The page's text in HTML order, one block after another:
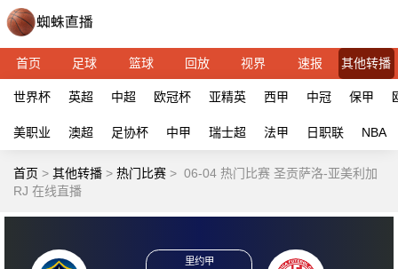
首页 足球 篮球 回放 视界 速报 其他转播
世界杯 英超 中超 欧冠杯 亚精英 西甲 中冠 保甲
美职业 澳超 足协杯 中甲 瑞士超 法甲 日职联 NBA
首页 > 其他转播 > 热门比赛 > 06-04 热门比赛 圣贡萨洛-亚美利加
RJ 在线直播